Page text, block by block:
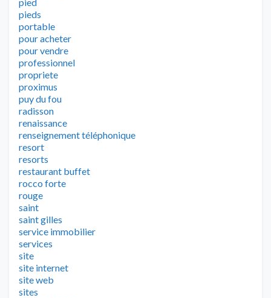
pieds
portable
pour acheter
pour vendre
professionnel
propriete
proximus
puy du fou
radisson
renaissance
renseignement téléphonique
resort
resorts
restaurant buffet
rocco forte
rouge
saint
saint gilles
service immobilier
services
site
site internet
site web
sites